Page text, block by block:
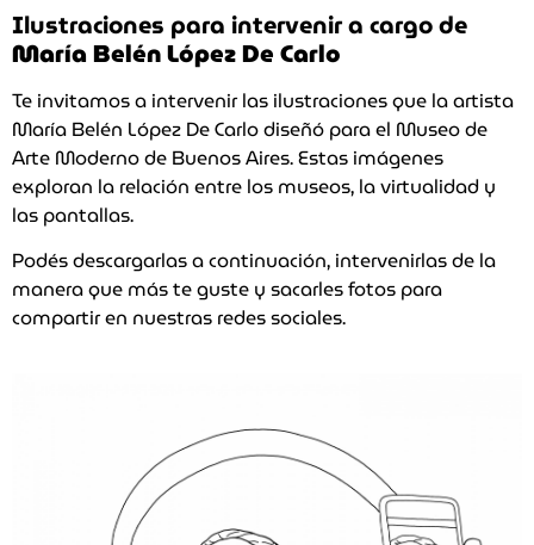
Ilustraciones para intervenir a cargo de
María Belén López De Carlo
Te invitamos a intervenir las ilustraciones que la artista
María Belén López De Carlo diseñó para el Museo de
Arte Moderno de Buenos Aires. Estas imágenes
exploran la relación entre los museos, la virtualidad y
las pantallas.
Podés descargarlas a continuación, intervenirlas de la
manera que más te guste y sacarles fotos para
compartir en nuestras redes sociales.